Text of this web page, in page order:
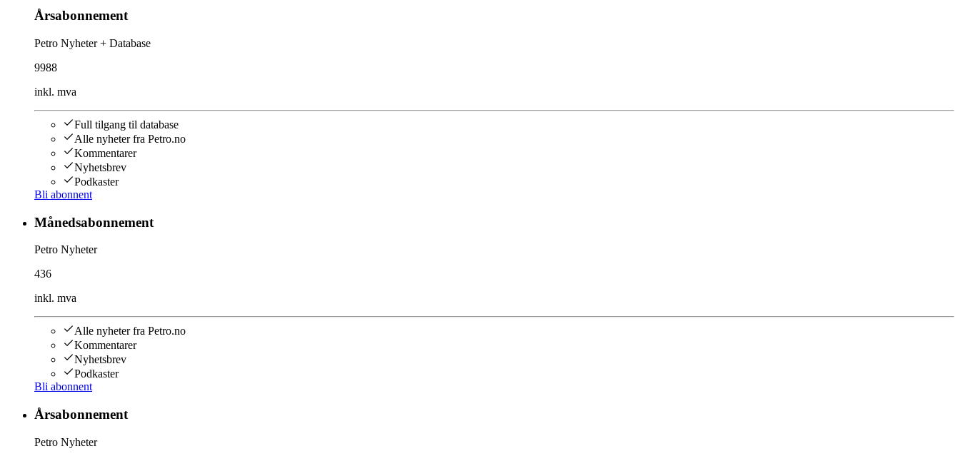
Årsabonnement
Petro Nyheter + Database
9988
inkl. mva
Full tilgang til database
Alle nyheter fra Petro.no
Kommentarer
Nyhetsbrev
Podkaster
Bli abonnent
Månedsabonnement
Petro Nyheter
436
inkl. mva
Alle nyheter fra Petro.no
Kommentarer
Nyhetsbrev
Podkaster
Bli abonnent
Årsabonnement
Petro Nyheter